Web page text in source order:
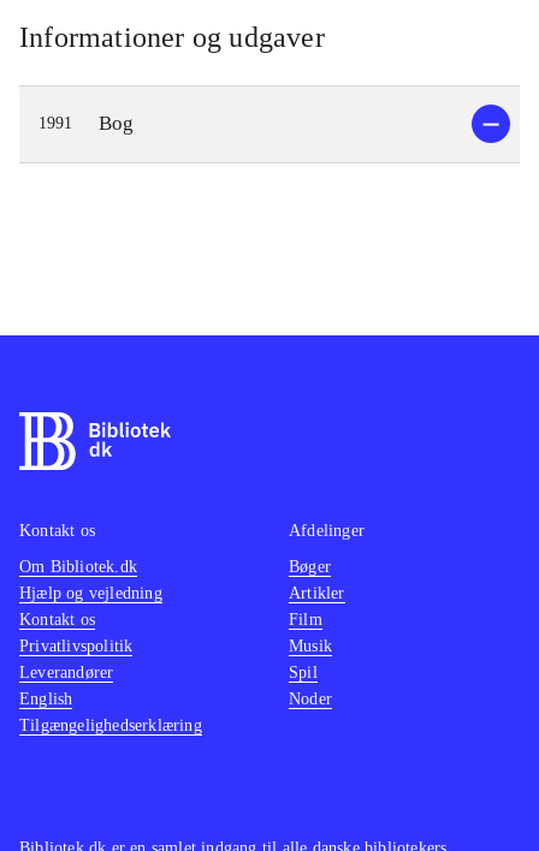
Informationer og udgaver
1991 Bog
Kontakt os
Om Bibliotek.dk
Hjælp og vejledning
Kontakt os
Privatlivspolitik
Leverandører
English
Tilgængelighedserklæring
Afdelinger
Bøger
Artikler
Film
Musik
Spil
Noder